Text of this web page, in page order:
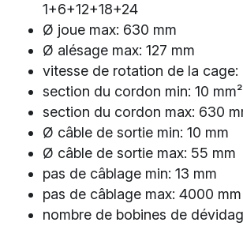
1+6+12+18+24
Ø joue max: 630 mm
Ø alésage max: 127 mm
vitesse de rotation de la cage:
section du cordon min: 10 mm²
section du cordon max: 630
Ø câble de sortie min: 10 mm
Ø câble de sortie max: 55 mm
pas de câblage min: 13 mm
pas de câblage max: 4000 mm
nombre de bobines de